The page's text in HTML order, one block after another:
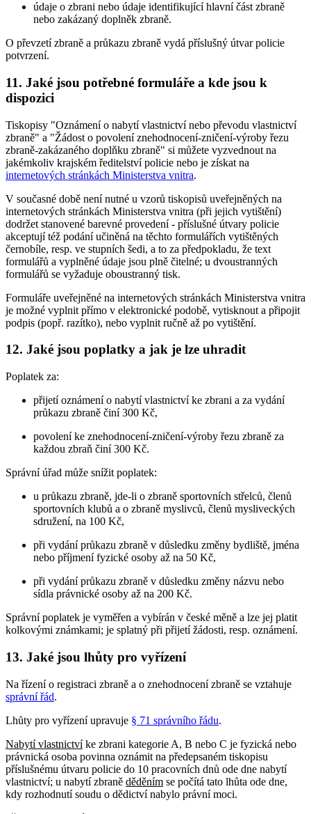
údaje o zbrani nebo údaje identifikující hlavní část zbraně
nebo zakázaný doplněk zbraně.
O převzetí zbraně a průkazu zbraně vydá příslušný útvar policie
potvrzení.
11. Jaké jsou potřebné formuláře a kde jsou k
dispozici
Tiskopisy "Oznámení o nabytí vlastnictví nebo převodu vlastnictví
zbraně" a "Žádost o povolení znehodnocení-zničení-výroby řezu
zbraně-zakázaného doplňku zbraně" si můžete vyzvednout na
jakémkoliv krajském ředitelství policie nebo je získat na
internetových stránkách Ministerstva vnitra.
V současné době není nutné u vzorů tiskopisů uveřejněných na
internetových stránkách Ministerstva vnitra (při jejich vytištění)
dodržet stanovené barevné provedení - příslušné útvary policie
akceptují též podání učiněná na těchto formulářích vytištěných
černobíle, resp. ve stupních šedi, a to za předpokladu, že text
formulářů a vyplněné údaje jsou plně čitelné; u dvoustranných
formulářů se vyžaduje oboustranný tisk.
Formuláře uveřejněné na internetových stránkách Ministerstva vnitra
je možné vyplnit přímo v elektronické podobě, vytisknout a připojit
podpis (popř. razítko), nebo vyplnit ručně až po vytištění.
12. Jaké jsou poplatky a jak je lze uhradit
Poplatek za:
přijetí oznámení o nabytí vlastnictví ke zbrani a za vydání
průkazu zbraně činí 300 Kč,
povolení ke znehodnocení-zničení-výroby řezu zbraně za
každou zbraň činí 300 Kč.
Správní úřad může snížit poplatek:
u průkazu zbraně, jde-li o zbraně sportovních střelců, členů
sportovních klubů a o zbraně myslivců, členů mysliveckých
sdružení, na 100 Kč,
při vydání průkazu zbraně v důsledku změny bydliště, jména
nebo příjmení fyzické osoby až na 50 Kč,
při vydání průkazu zbraně v důsledku změny názvu nebo
sídla právnické osoby až na 200 Kč.
Správní poplatek je vyměřen a vybírán v české měně a lze jej platit
kolkovými známkami; je splatný při přijetí žádosti, resp. oznámení.
13. Jaké jsou lhůty pro vyřízení
Na řízení o registraci zbraně a o znehodnocení zbraně se vztahuje
správní řád.
Lhůty pro vyřízení upravuje § 71 správního řádu.
Nabytí vlastnictvíke zbrani kategorie A, B nebo C je fyzická nebo
právnická osoba povinna oznámit na předepsaném tiskopisu
příslušnému útvaru policie do 10 pracovních dnů ode dne nabytí
vlastnictví; u nabytí zbraně děděním se počítá tato lhůta ode dne,
kdy rozhodnutí soudu o dědictví nabylo právní moci.